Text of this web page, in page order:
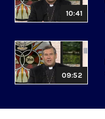
10:41
09:52